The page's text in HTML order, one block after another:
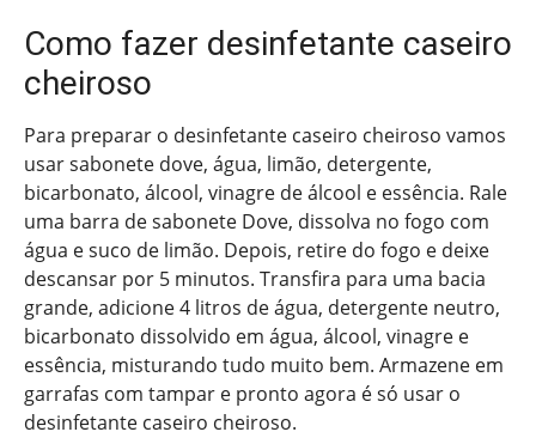
Como fazer desinfetante caseiro
cheiroso
Para preparar o desinfetante caseiro cheiroso vamos
usar sabonete dove, água, limão, detergente,
bicarbonato, álcool, vinagre de álcool e essência. Rale
uma barra de sabonete Dove, dissolva no fogo com
água e suco de limão. Depois, retire do fogo e deixe
descansar por 5 minutos. Transfira para uma bacia
grande, adicione 4 litros de água, detergente neutro,
bicarbonato dissolvido em água, álcool, vinagre e
essência, misturando tudo muito bem. Armazene em
garrafas com tampar e pronto agora é só usar o
desinfetante caseiro cheiroso.